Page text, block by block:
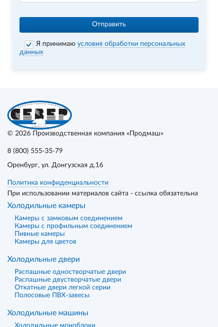
Отправить
Я принимаюусловия обработки персональных
данных
© 2026 Производственная компания «Продмаш»
8 (800) 555-35-79
Оренбург, ул. Донгузская д.16
Политика конфиденциальности
При использовании материалов сайта - ссылка обязательна
Холодильные камеры
Камеры с замковым соединением
Камеры с профильным соединением
Пивные камеры
Камеры для цветов
Холодильные двери
Распашные одностворчатые двери
Распашные двустворчатые двери
Откатные двери легкой серии
Полосовые ПВХ-завесы
Холодильные машины
Холодильные моноблоки